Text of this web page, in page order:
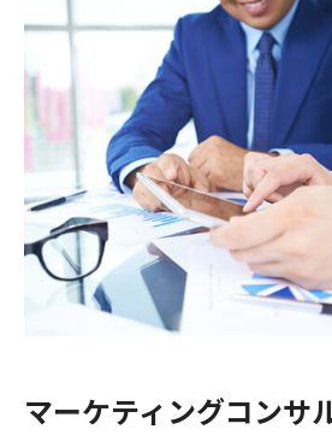
マーケティングコンサ